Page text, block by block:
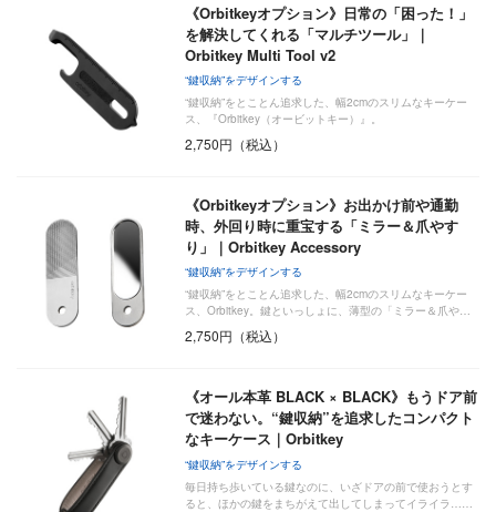
《Orbitkeyオプション》日常の「困った！」
を解決してくれる「マルチツール」｜
Orbitkey Multi Tool v2
“鍵収納”をデザインする
“鍵収納”をとことん追求した、幅2cmのスリムなキーケー
ス、『Orbitkey（オービットキー）』。
2,750円（税込）
《Orbitkeyオプション》お出かけ前や通勤
時、外回り時に重宝する「ミラー＆爪やす
り」｜Orbitkey Accessory
“鍵収納”をデザインする
“鍵収納”をとことん追求した、幅2cmのスリムなキーケー
ス、Orbitkey。鍵といっしょに、薄型の「ミラー＆爪や…
2,750円（税込）
《オール本革 BLACK × BLACK》もうドア前
で迷わない。“鍵収納”を追求したコンパクト
なキーケース｜Orbitkey
“鍵収納”をデザインする
毎日持ち歩いている鍵なのに、いざドアの前で使おうとす
ると、ほかの鍵をまちがえて出してしまってイライラ……